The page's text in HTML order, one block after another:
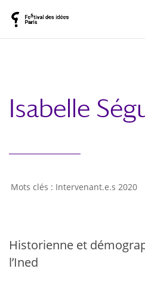
Isabelle
Intervenant.e.s 2020
Historienne et
l’Ined